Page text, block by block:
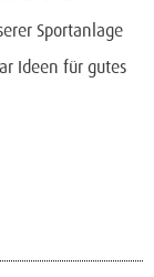
Sportanlage
Ideen für gutes